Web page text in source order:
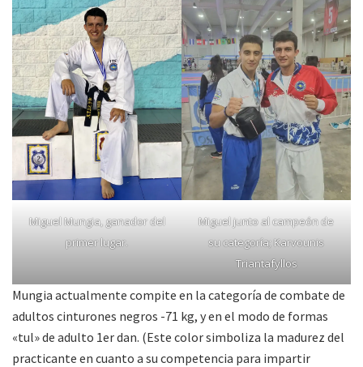
Miguel Mungia, ganador del
primer lugar.
Miguel junto al campeón de
su categoría; Karvounis
Triantafyllos
Mungia actualmente compite en la categoría de combate de
adultos cinturones negros -71 kg, y en el modo de formas
«tul» de adulto 1er dan. (Este color simboliza la madurez del
practicante en cuanto a su competencia para impartir